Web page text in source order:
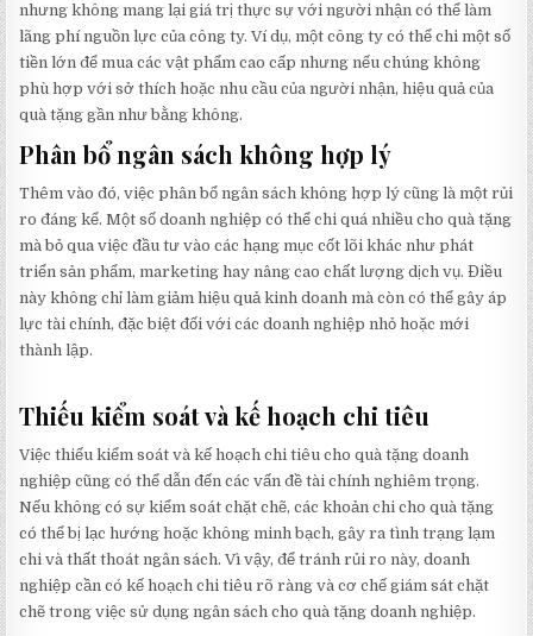
nhưng không mang lại giá trị thực sự với người nhận có thể làm
lãng phí nguồn lực của công ty. Ví dụ, một công ty có thể chi một số
tiền lớn để mua các vật phẩm cao cấp nhưng nếu chúng không
phù hợp với sở thích hoặc nhu cầu của người nhận, hiệu quả của
quà tặng gần như bằng không.
Phân bổ ngân sách không hợp lý
Thêm vào đó, việc phân bổ ngân sách không hợp lý cũng là một rủi
ro đáng kể. Một số doanh nghiệp có thể chi quá nhiều cho quà tặng
mà bỏ qua việc đầu tư vào các hạng mục cốt lõi khác như phát
triển sản phẩm, marketing hay nâng cao chất lượng dịch vụ. Điều
này không chỉ làm giảm hiệu quả kinh doanh mà còn có thể gây áp
lực tài chính, đặc biệt đối với các doanh nghiệp nhỏ hoặc mới
thành lập.
Thiếu kiểm soát và kế hoạch chi tiêu
Việc thiếu kiểm soát và kế hoạch chi tiêu cho quà tặng doanh
nghiệp cũng có thể dẫn đến các vấn đề tài chính nghiêm trọng.
Nếu không có sự kiểm soát chặt chẽ, các khoản chi cho quà tặng
có thể bị lạc hướng hoặc không minh bạch, gây ra tình trạng lạm
chi và thất thoát ngân sách. Vì vậy, để tránh rủi ro này, doanh
nghiệp cần có kế hoạch chi tiêu rõ ràng và cơ chế giám sát chặt
chẽ trong việc sử dụng ngân sách cho quà tặng doanh nghiệp.